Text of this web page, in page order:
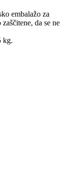
embalažo za
da se ne
kg.